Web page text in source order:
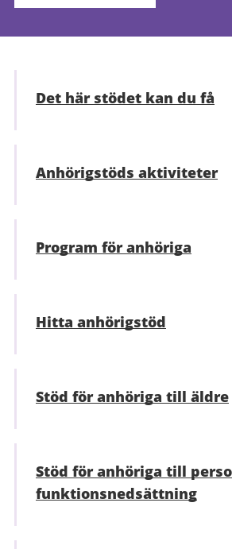
Det här stödet kan du få
Anhörigstöds aktiviteter
Program för anhöriga
Hitta anhörigstöd
Stöd för anhöriga till äldre
Stöd för anhöriga till
funktions­nedsättning